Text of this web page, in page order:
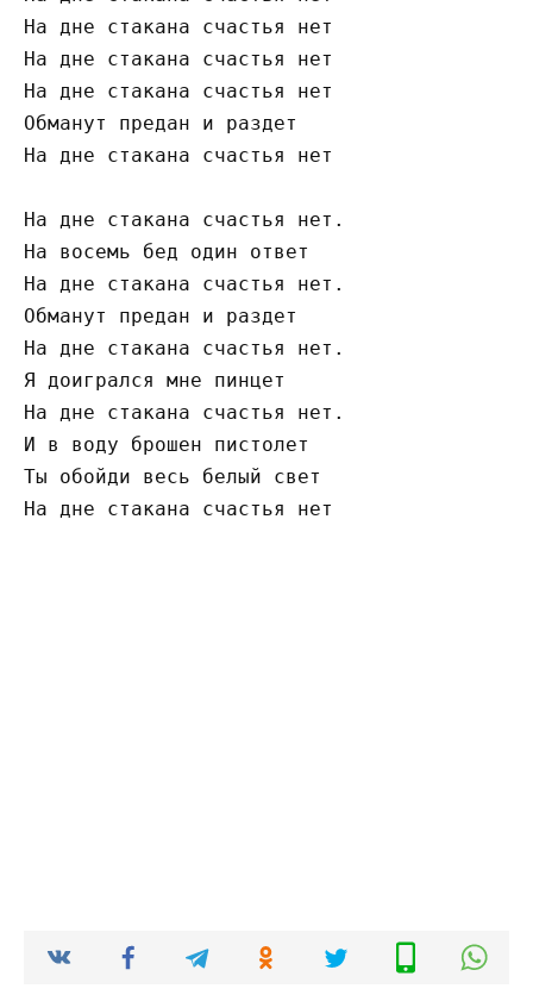
На дне стакана счастья нет
На дне стакана счастья нет
На дне стакана счастья нет
Обманут предан и раздет
На дне стакана счастья нет
На дне стакана счастья нет.
На восемь бед один ответ
На дне стакана счастья нет.
Обманут предан и раздет
На дне стакана счастья нет.
Я доигрался мне пинцет
На дне стакана счастья нет.
И в воду брошен пистолет
Ты обойди весь белый свет
На дне стакана счастья нет